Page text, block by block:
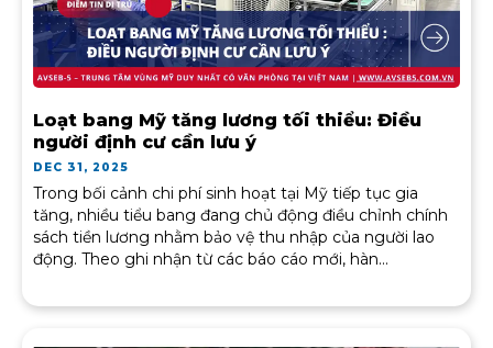
Loạt bang Mỹ tăng lương tối thiểu: Điều
người định cư cần lưu ý
DEC 31, 2025
Trong bối cảnh chi phí sinh hoạt tại Mỹ tiếp tục gia
tăng, nhiều tiểu bang đang chủ động điều chỉnh chính
sách tiền lương nhằm bảo vệ thu nhập của người lao
động. Theo ghi nhận từ các báo cáo mới, hàn...